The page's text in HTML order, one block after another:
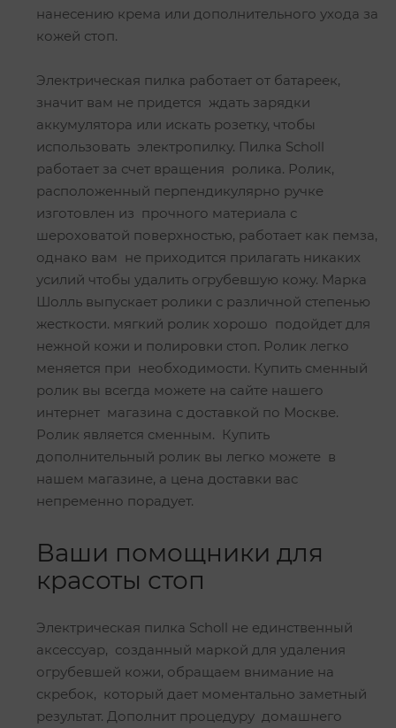
нанесению крема или дополнительного ухода за
кожей стоп.
Электрическая пилка работает от батареек,
значит вам не придется ждать зарядки
аккумулятора или искать розетку, чтобы
использовать электропилку. Пилка Scholl
работает за счет вращения ролика. Ролик,
расположенный перпендикулярно ручке
изготовлен из прочного материала с
шероховатой поверхностью, работает как пемза,
однако вам не приходится прилагать никаких
усилий чтобы удалить огрубевшую кожу. Марка
Шолль выпускает ролики с различной степенью
жесткости. мягкий ролик хорошо подойдет для
нежной кожи и полировки стоп. Ролик легко
меняется при необходимости. Купить сменный
ролик вы всегда можете на сайте нашего
интернет магазина с доставкой по Москве.
Ролик является сменным. Купить
дополнительный ролик вы легко можете в
нашем магазине, а цена доставки вас
непременно порадует.
Ваши помощники для
красоты стоп
Электрическая пилка Scholl не единственный
аксессуар, созданный маркой для удаления
огрубевшей кожи, обращаем внимание на
скребок, который дает моментально заметный
результат. Дополнит процедуру домашнего